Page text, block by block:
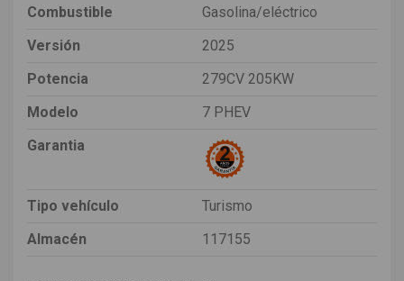
Combustible
Gasolina/eléctrico
Versión
2025
Potencia
279CV 205KW
Modelo
7 PHEV
Garantia
Tipo vehículo
Turismo
Almacén
117155